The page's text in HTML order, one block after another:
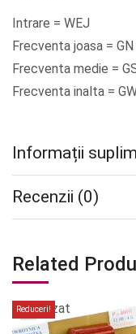
Intrare = WEJ
Frecventa joasa = GN
Frecventa medie =
Frecventa inalta =
Informații
Recenzii (0)
Related
Reduceri!
epuizat